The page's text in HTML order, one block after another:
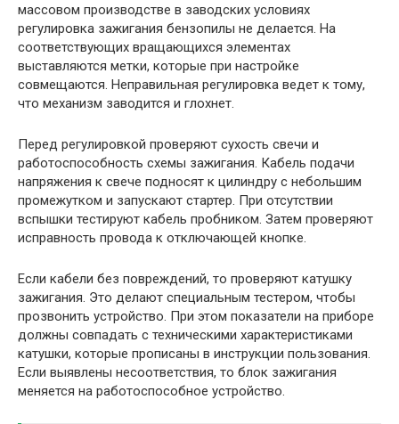
массовом производстве в заводских условиях
регулировка зажигания бензопилы не делается. На
соответствующих вращающихся элементах
выставляются метки, которые при настройке
совмещаются. Неправильная регулировка ведет к тому,
что механизм заводится и глохнет.
Перед регулировкой проверяют сухость свечи и
работоспособность схемы зажигания. Кабель подачи
напряжения к свече подносят к цилиндру с небольшим
промежутком и запускают стартер. При отсутствии
вспышки тестируют кабель пробником. Затем проверяют
исправность провода к отключающей кнопке.
Если кабели без повреждений, то проверяют катушку
зажигания. Это делают специальным тестером, чтобы
прозвонить устройство. При этом показатели на приборе
должны совпадать с техническими характеристиками
катушки, которые прописаны в инструкции пользования.
Если выявлены несоответствия, то блок зажигания
меняется на работоспособное устройство.